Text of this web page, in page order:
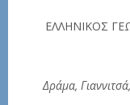
ΕΛΛΗΝΙΚΟΣ
Δράμα,